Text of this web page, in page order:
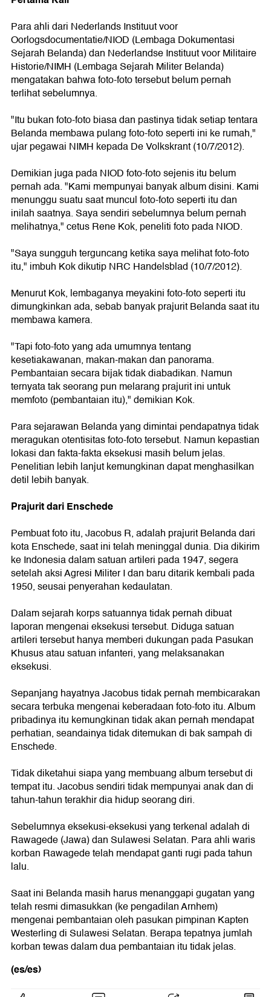
Para ahli dari Nederlands Instituut voor
Oorlogsdocumentatie/NIOD (Lembaga Dokumentasi
Sejarah Belanda) dan Nederlandse Instituut voor Militaire
Historie/NIMH (Lembaga Sejarah Militer Belanda)
mengatakan bahwa foto-foto tersebut belum pernah
terlihat sebelumnya.
"Itu bukan foto-foto biasa dan pastinya tidak setiap tentara
Belanda membawa pulang foto-foto seperti ini ke rumah,"
ujar pegawai NIMH kepada De Volkskrant (10/7/2012).
Demikian juga pada NIOD foto-foto sejenis itu belum
pernah ada. "Kami mempunyai banyak album disini. Kami
menunggu suatu saat muncul foto-foto seperti itu dan
inilah saatnya. Saya sendiri sebelumnya belum pernah
melihatnya," cetus Rene Kok, peneliti foto pada NIOD.
"Saya sungguh terguncang ketika saya melihat foto-foto
itu," imbuh Kok dikutip NRC Handelsblad (10/7/2012).
Menurut Kok, lembaganya meyakini foto-foto seperti itu
dimungkinkan ada, sebab banyak prajurit Belanda saat itu
membawa kamera.
"Tapi foto-foto yang ada umumnya tentang
kesetiakawanan, makan-makan dan panorama.
Pembantaian secara bijak tidak diabadikan. Namun
ternyata tak seorang pun melarang prajurit ini untuk
memfoto (pembantaian itu)," demikian Kok.
Para sejarawan Belanda yang dimintai pendapatnya tidak
meragukan otentisitas foto-foto tersebut. Namun kepastian
lokasi dan fakta-fakta eksekusi masih belum jelas.
Penelitian lebih lanjut kemungkinan dapat menghasilkan
detil lebih banyak.
Prajurit dari Enschede
Pembuat foto itu, Jacobus R, adalah prajurit Belanda dari
kota Enschede, saat ini telah meninggal dunia. Dia dikirim
ke Indonesia dalam satuan artileri pada 1947, segera
setelah aksi Agresi Militer I dan baru ditarik kembali pada
1950, seusai penyerahan kedaulatan.
Dalam sejarah korps satuannya tidak pernah dibuat
laporan mengenai eksekusi tersebut. Diduga satuan
artileri tersebut hanya memberi dukungan pada Pasukan
Khusus atau satuan infanteri, yang melaksanakan
eksekusi.
Sepanjang hayatnya Jacobus tidak pernah membicarakan
secara terbuka mengenai keberadaan foto-foto itu. Album
pribadinya itu kemungkinan tidak akan pernah mendapat
perhatian, seandainya tidak ditemukan di bak sampah di
Enschede.
Tidak diketahui siapa yang membuang album tersebut di
tempat itu. Jacobus sendiri tidak mempunyai anak dan di
tahun-tahun terakhir dia hidup seorang diri.
Sebelumnya eksekusi-eksekusi yang terkenal adalah di
Rawagede (Jawa) dan Sulawesi Selatan. Para ahli waris
korban Rawagede telah mendapat ganti rugi pada tahun
lalu.
Saat ini Belanda masih harus menanggapi gugatan yang
telah resmi dimasukkan (ke pengadilan Arnhem)
mengenai pembantaian oleh pasukan pimpinan Kapten
Westerling di Sulawesi Selatan. Berapa tepatnya jumlah
korban tewas dalam dua pembantaian itu tidak jelas.
(es/es)